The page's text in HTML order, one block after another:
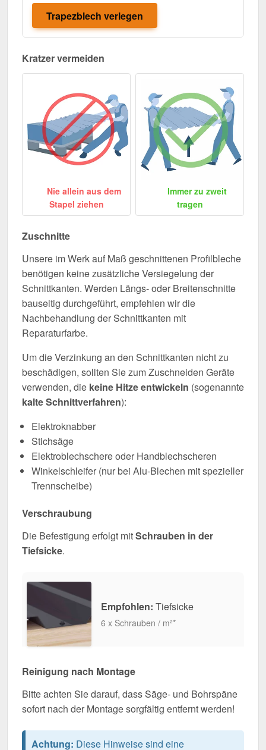
Trapezblech verlegen
Kratzer vermeiden
Nie allein aus dem
Stapel ziehen
Immer zu zweit
tragen
Zuschnitte
Unsere im Werk auf Maß geschnittenen Profilbleche
benötigen keine zusätzliche Versiegelung der
Schnittkanten. Werden Längs- oder Breitenschnitte
bauseitig durchgeführt, empfehlen wir die
Nachbehandlung der Schnittkanten mit
Reparaturfarbe.
Um die Verzinkung an den Schnittkanten nicht zu
beschädigen, sollten Sie zum Zuschneiden Geräte
verwenden, die keine Hitze entwickeln (sogenannte
kalte Schnittverfahren):
Elektroknabber
Stichsäge
Elektroblechschere oder Handblechscheren
Winkelschleifer (nur bei Alu-Blechen mit spezieller
Trennscheibe)
Verschraubung
Die Befestigung erfolgt mitSchrauben in der
Tiefsicke.
Empfohlen: Tiefsicke
6 x Schrauben / m²*
Reinigung nach Montage
Bitte achten Sie darauf, dass Säge- und Bohrspäne
sofort nach der Montage sorgfältig entfernt werden!
Achtung: Diese Hinweise sind eine